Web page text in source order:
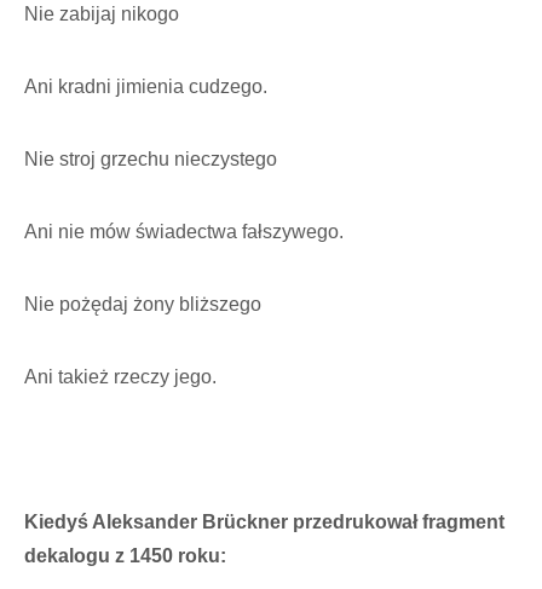
Nie zabijaj nikogo
Ani kradni jimienia cudzego.
Nie stroj grzechu nieczystego
Ani nie mów świadectwa fałszywego.
Nie pożędaj żony bliższego
Ani takież rzeczy jego.
Kiedyś Aleksander Brückner przedrukował fragment
dekalogu z 1450 roku: